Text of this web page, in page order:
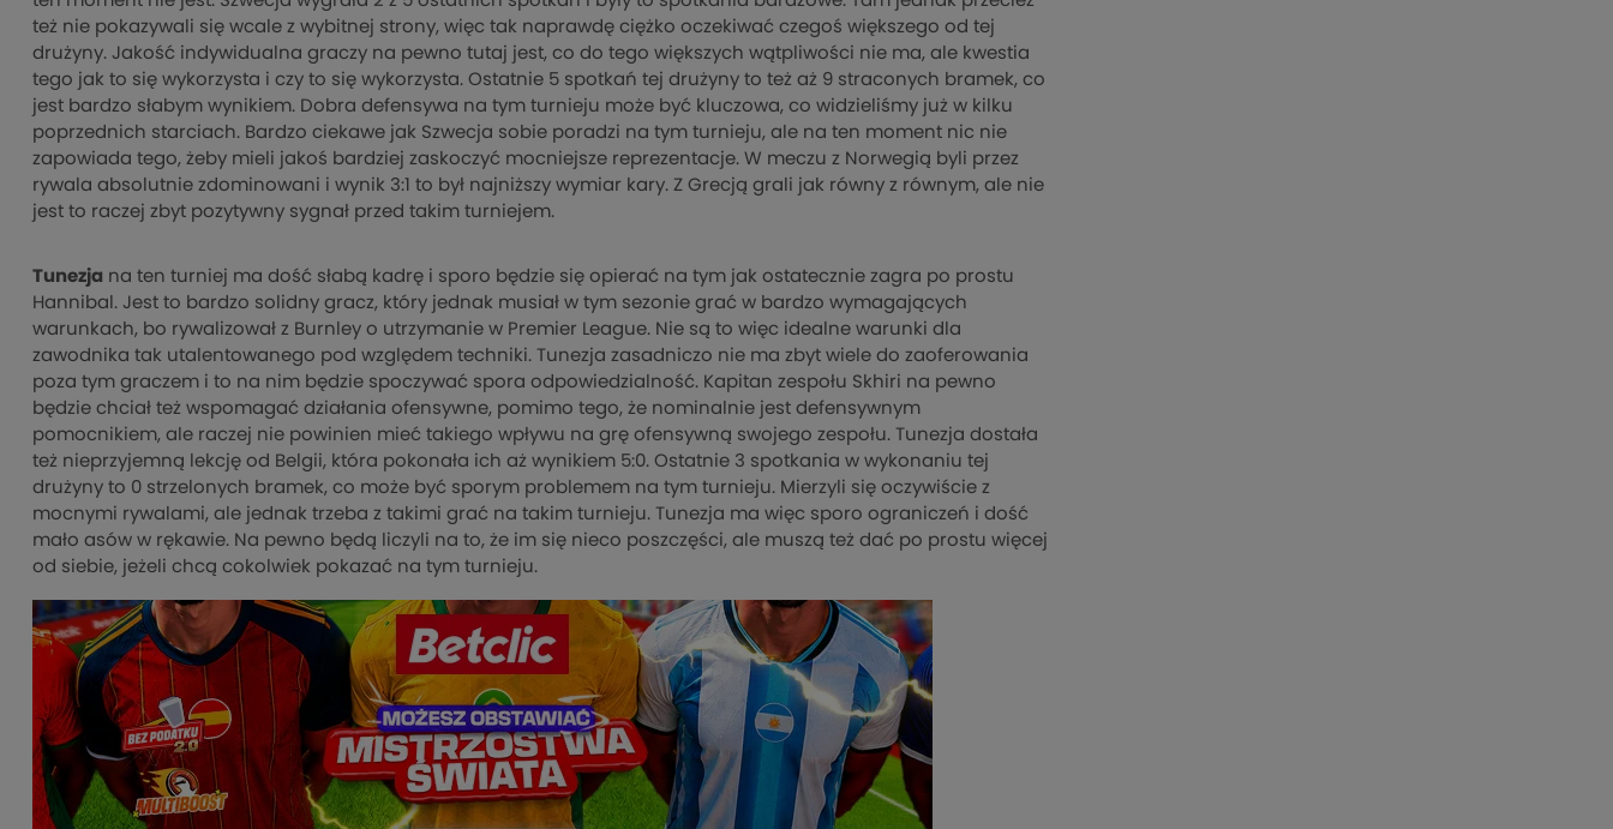
też nie pokazywali się wcale z wybitnej strony, więc tak naprawdę ciężko oczekiwać czegoś większego od tej
drużyny. Jakość indywidualna graczy na pewno tutaj jest, co do tego większych wątpliwości nie ma, ale kwestia
tego jak to się wykorzysta i czy to się wykorzysta. Ostatnie 5 spotkań tej drużyny to też aż 9 straconych bramek, co
jest bardzo słabym wynikiem. Dobra defensywa na tym turnieju może być kluczowa, co widzieliśmy już w kilku
poprzednich starciach. Bardzo ciekawe jak Szwecja sobie poradzi na tym turnieju, ale na ten moment nic nie
zapowiada tego, żeby mieli jakoś bardziej zaskoczyć mocniejsze reprezentacje. W meczu z Norwegią byli przez
rywala absolutnie zdominowani i wynik 3:1 to był najniższy wymiar kary. Z Grecją grali jak równy z równym, ale nie
jest to raczej zbyt pozytywny sygnał przed takim turniejem.
Tunezja na ten turniej ma dość słabą kadrę i sporo będzie się opierać na tym jak ostatecznie zagra po prostu
Hannibal. Jest to bardzo solidny gracz, który jednak musiał w tym sezonie grać w bardzo wymagających
warunkach, bo rywalizował z Burnley o utrzymanie w Premier League. Nie są to więc idealne warunki dla
zawodnika tak utalentowanego pod względem techniki. Tunezja zasadniczo nie ma zbyt wiele do zaoferowania
poza tym graczem i to na nim będzie spoczywać spora odpowiedzialność. Kapitan zespołu Skhiri na pewno
będzie chciał też wspomagać działania ofensywne, pomimo tego, że nominalnie jest defensywnym
pomocnikiem, ale raczej nie powinien mieć takiego wpływu na grę ofensywną swojego zespołu. Tunezja dostała
też nieprzyjemną lekcję od Belgii, która pokonała ich aż wynikiem 5:0. Ostatnie 3 spotkania w wykonaniu tej
drużyny to 0 strzelonych bramek, co może być sporym problemem na tym turnieju. Mierzyli się oczywiście z
mocnymi rywalami, ale jednak trzeba z takimi grać na takim turnieju. Tunezja ma więc sporo ograniczeń i dość
mało asów w rękawie. Na pewno będą liczyli na to, że im się nieco poszczęści, ale muszą też dać po prostu więcej
od siebie, jeżeli chcą cokolwiek pokazać na tym turnieju.